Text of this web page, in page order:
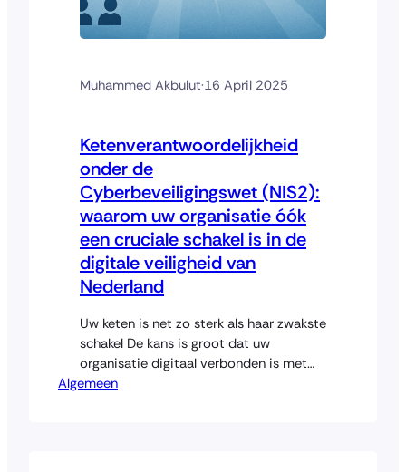
Muhammed Akbulut·16 April 2025
Ketenverantwoordelijkheid
onder de
Cyberbeveiligingswet (NIS2):
waarom uw organisatie óók
een cruciale schakel is in de
digitale veiligheid van
Nederland
Uw keten is net zo sterk als haar zwakste
schakel De kans is groot dat uw
organisatie digitaal verbonden is met
één of meerdere essentiële of
Algemeen